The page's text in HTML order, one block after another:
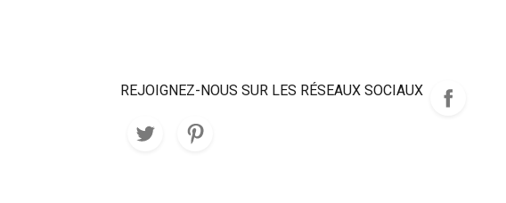
REJOIGNEZ-NOUS SUR LES RÉSEAUX SOCIAUX